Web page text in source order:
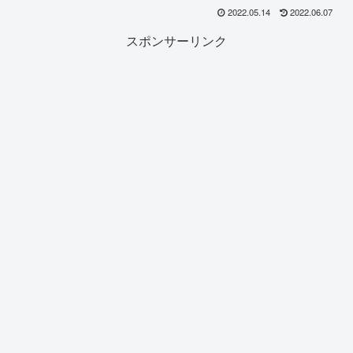
2022.05.14 2022.06.07
スポンサーリンク